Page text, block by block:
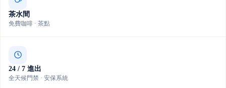
茶水間
免費咖啡 · 茶點
24 / 7 進出
全天候門禁 · 安保系統